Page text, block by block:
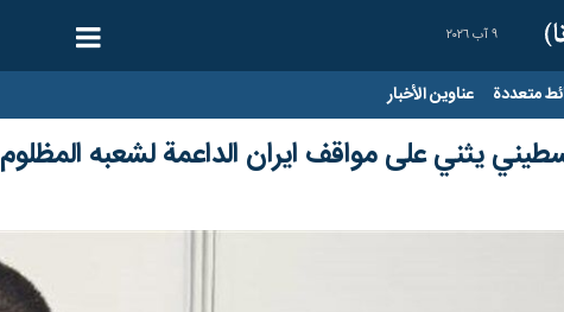
٩ آب ٢٠٢٦
متعددة عناوين الأخبار
يثني على مواقف ايران الداعمة لشعبه المظلوم